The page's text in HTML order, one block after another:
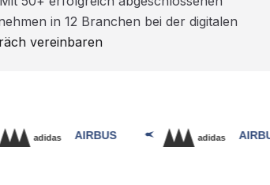
in 12 Branchen bei der digitalen
vereinbaren